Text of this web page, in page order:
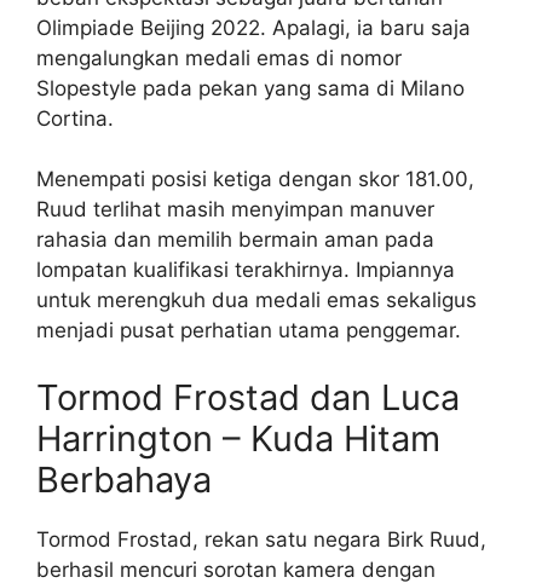
Olimpiade Beijing 2022. Apalagi, ia baru saja
mengalungkan medali emas di nomor
Slopestyle pada pekan yang sama di Milano
Cortina.
Menempati posisi ketiga dengan skor 181.00,
Ruud terlihat masih menyimpan manuver
rahasia dan memilih bermain aman pada
lompatan kualifikasi terakhirnya. Impiannya
untuk merengkuh dua medali emas sekaligus
menjadi pusat perhatian utama penggemar.
Tormod Frostad dan Luca
Harrington – Kuda Hitam
Berbahaya
Tormod Frostad, rekan satu negara Birk Ruud,
berhasil mencuri sorotan kamera dengan